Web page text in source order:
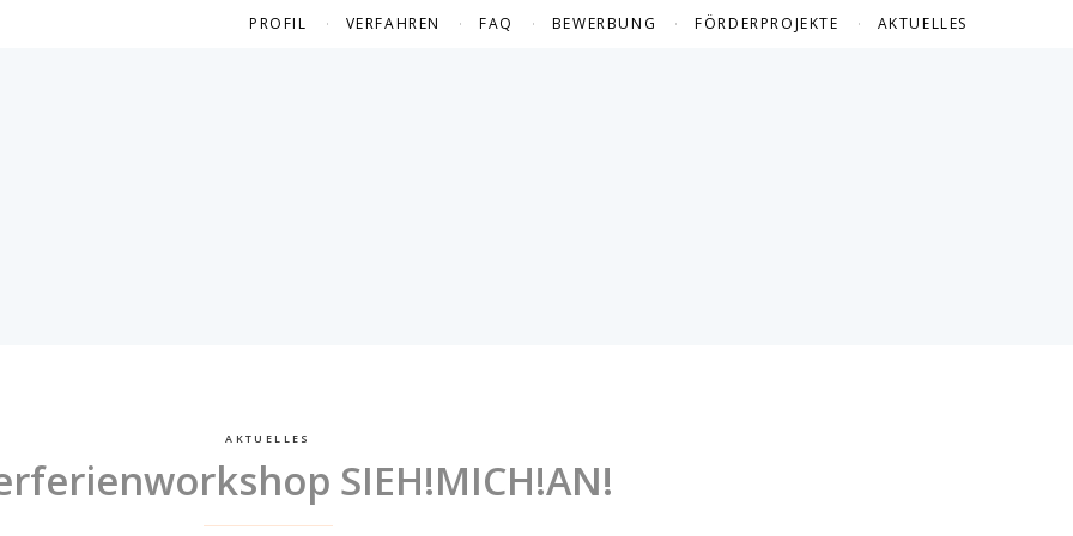
PROFIL VERFAHREN FAQ BEWERBUNG FÖRDERPROJEKTE AKTUELLES
AKTUELLES
SIEH!MICH!AN!